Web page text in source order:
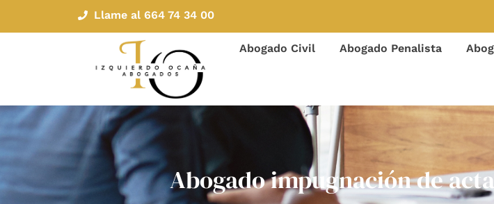
Llame al 664 74 34 00
Abogado Civil Abogado Penalista
Abogado impugnación de